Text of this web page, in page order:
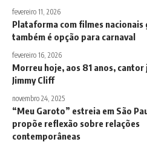
fevereiro 11, 2026
Plataforma com filmes
também é opção para carnaval
fevereiro 16, 2026
Morreu hoje, aos 81 anos, cantor
Jimmy Cliff
novembro 24, 2025
“Meu Garoto” estreia em São
propõe reflexão sobre relações
contemporâneas